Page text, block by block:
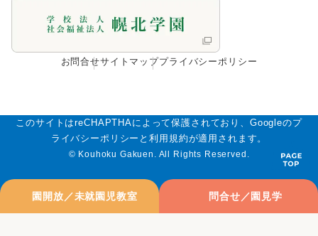
園開放／未就園児教室 問合せ／園見学
お問合せサイトマッププライバシーポリシー
このサイトはreCHAPTHAによって保護されており、Googleのプ
ライバシーポリシーと利用規約が適用されます。
© Kouhoku Gakuen. All Rights Reserved.